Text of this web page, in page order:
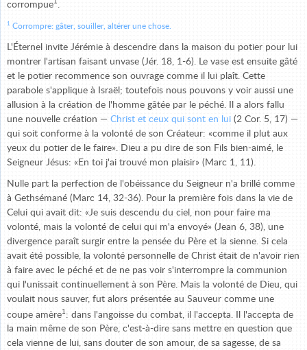
corrompue1
1 Corrompre: gâter, souiller, altérer une chose.
L'Éternel invite Jérémie à descendre dans la maison du potier pour lui
montrer l'artisan faisant unvase (Jér. 18, 1-6). Le vase est ensuite gâté
et le potier recommence son ouvrage comme il lui plaît. Cette
parabole s'applique à Israël; toutefois nous pouvons y voir aussi une
allusion à la création de l'homme gâtée par le péché. Il a alors fallu
une nouvelle création — Christ et ceux qui sont en lui (2 Cor. 5, 17) —
qui soit conforme à la volonté de son Créateur: «comme il plut aux
yeux du potier de le faire». Dieu a pu dire de son Fils bien-aimé, le
Seigneur Jésus: «En toi j'ai trouvé mon plaisir» (Marc 1, 11).
Nulle part la perfection de l'obéissance du Seigneur n'a brillé comme
à Gethsémané (Marc 14, 32-36). Pour la première fois dans la vie de
Celui qui avait dit: «Je suis descendu du ciel, non pour faire ma
volonté, mais la volonté de celui qui m'a envoyé» (Jean 6, 38), une
divergence paraît surgir entre la pensée du Père et la sienne. Si cela
avait été possible, la volonté personnelle de Christ était de n'avoir rien
à faire avec le péché et de ne pas voir s'interrompre la communion
qui l'unissait continuellement à son Père. Mais la volonté de Dieu, qui
voulait nous sauver, fut alors présentée au Sauveur comme une
coupe amère1 : dans l'angoisse du combat, il l'accepta. Il l'accepta de
la main même de son Père, c'est-à-dire sans mettre en question que
cela vienne de lui, sans douter de son amour, de sa sagesse, de sa